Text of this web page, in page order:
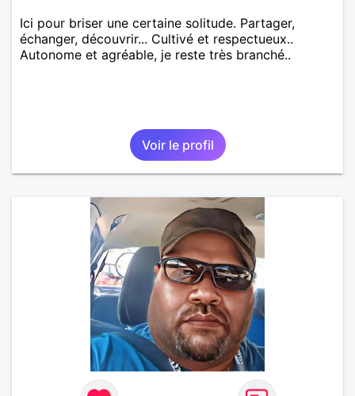
Ici pour briser une certaine solitude. Partager,
échanger, découvrir... Cultivé et respectueux..
Autonome et agréable, je reste très branché..
Voir le profil